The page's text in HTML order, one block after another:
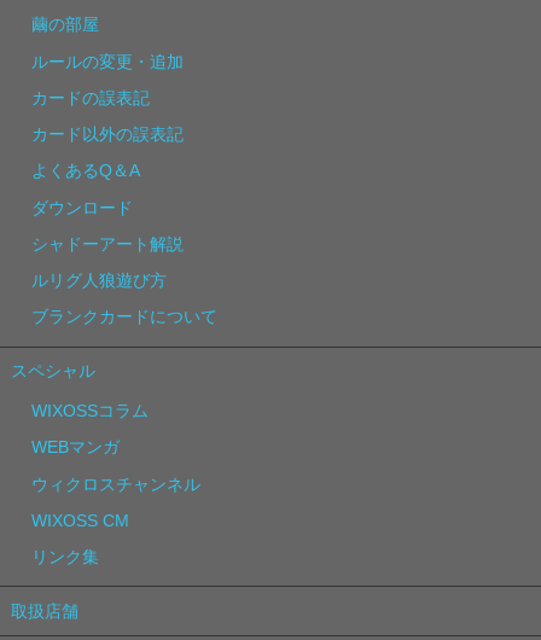
繭の部屋
ルールの変更・追加
カードの誤表記
カード以外の誤表記
よくあるQ＆A
ダウンロード
シャドーアート解説
ルリグ人狼遊び方
ブランクカードについて
スペシャル
WIXOSSコラム
WEBマンガ
ウィクロスチャンネル
WIXOSS CM
リンク集
取扱店舗